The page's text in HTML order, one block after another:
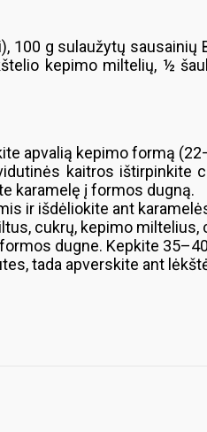
100 g sulaužytų
kepimo miltelių, ½
apvalią kepimo formą
kaitros ištirpinkite
karamelę į formos dugną.
ir išdėliokite ant
cukrų, kepimo
dugne. Kepkite
tada apverskite ant